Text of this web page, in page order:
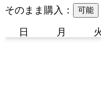
そのまま購入： 可能
日 月